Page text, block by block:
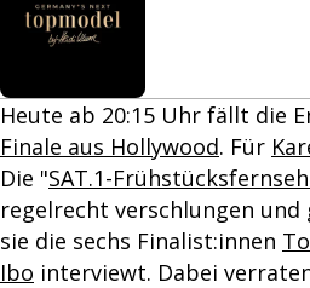
Heute ab 20:15 Uhr fällt die
Finale aus Hollywood. Für
Die "SAT.1-
regelrecht verschlungen
sie die sechs Finalist:innen
Ibo interviewt. Dabei